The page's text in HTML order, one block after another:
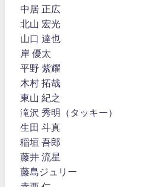
中居 正広
北山 宏光
山口 達也
岸 優太
平野 紫耀
木村 拓哉
東山 紀之
滝沢 秀明（タッキー）
生田 斗真
稲垣 吾郎
藤井 流星
藤島ジュリー